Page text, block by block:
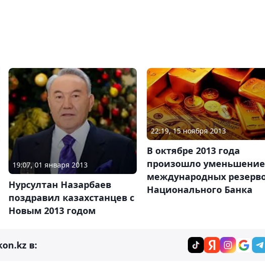
19:07, 01 января 2013
Нурсултан Назарбаев
поздравил казахстанцев с
Новым 2013 годом
22:19, 15 ноября 2013
В октябре 2013 года
произошло уменьшение
международных
Национального Банка
в: